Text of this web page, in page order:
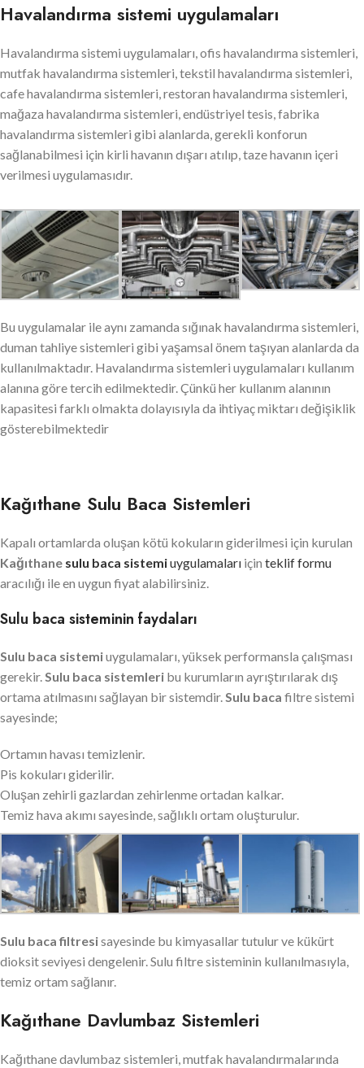
Havalandırma sistemi uygulamaları
Havalandırma sistemi uygulamaları, ofis havalandırma sistemleri,
mutfak havalandırma sistemleri, tekstil havalandırma sistemleri,
cafe havalandırma sistemleri, restoran havalandırma sistemleri,
mağaza havalandırma sistemleri, endüstriyel tesis, fabrika
havalandırma sistemleri gibi alanlarda, gerekli konforun
sağlanabilmesi için kirli havanın dışarı atılıp, taze havanın içeri
verilmesi uygulamasıdır.
Bu uygulamalar ile aynı zamanda sığınak havalandırma sistemleri,
duman tahliye sistemleri gibi yaşamsal önem taşıyan alanlarda da
kullanılmaktadır. Havalandırma sistemleri uygulamaları kullanım
alanına göre tercih edilmektedir. Çünkü her kullanım alanının
kapasitesi farklı olmakta dolayısıyla da ihtiyaç miktarı değişiklik
gösterebilmektedir
Kağıthane Sulu Baca Sistemleri
Kapalı ortamlarda oluşan kötü kokuların giderilmesi için kurulan
Kağıthane sulu baca sistemiuygulamaları için teklif formu
aracılığı ile en uygun fiyat alabilirsiniz.
Sulu baca sisteminin faydaları
Sulu baca sistemiuygulamaları, yüksek performansla çalışması
gerekir.Sulu baca sistemleri bu kurumların ayrıştırılarak dış
ortama atılmasını sağlayan bir sistemdir.Sulu baca filtre sistemi
sayesinde;
Ortamın havası temizlenir.
Pis kokuları giderilir.
Oluşan zehirli gazlardan zehirlenme ortadan kalkar.
Temiz hava akımı sayesinde, sağlıklı ortam oluşturulur.
Sulu baca filtresisayesinde bu kimyasallar tutulur ve kükürt
dioksit seviyesi dengelenir. Sulu filtre sisteminin kullanılmasıyla,
temiz ortam sağlanır.
Kağıthane Davlumbaz Sistemleri
Kağıthane davlumbaz sistemleri, mutfak havalandırmalarında